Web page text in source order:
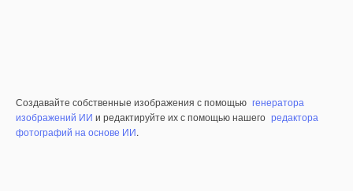
Создавайте собственные изображения с помощью генератора
изображений ИИ и редактируйте их с помощью нашего редактора
фотографий на основе ИИ.